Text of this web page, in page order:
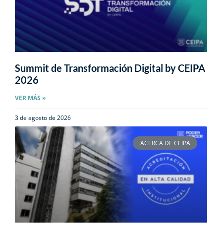
Summit de Transformación Digital by CEIPA
2026
VER MÁS »
3 de agosto de 2026
ACERCA DE CEIPA